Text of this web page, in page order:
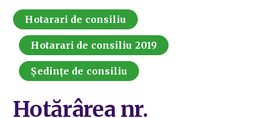
Hotarari de consiliu
Hotarari de consiliu 2019
Ședințe de consiliu
Hotărârea nr.